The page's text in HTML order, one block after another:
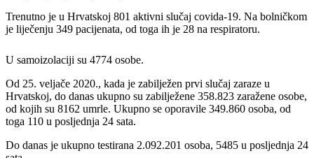
Trenutno je u Hrvatskoj 801 aktivni slučaj covida-19. Na bolničkom
je liječenju 349 pacijenata, od toga ih je 28 na respiratoru.
U samoizolaciji su 4774 osobe.
Od 25. veljače 2020., kada je zabilježen prvi slučaj zaraze u
Hrvatskoj, do danas ukupno su zabilježene 358.823 zaražene osobe,
od kojih su 8162 umrle. Ukupno se oporavile 349.860 osoba, od
toga 110 u posljednja 24 sata.
Do danas je ukupno testirana 2.092.201 osoba, 5485 u posljednja 24